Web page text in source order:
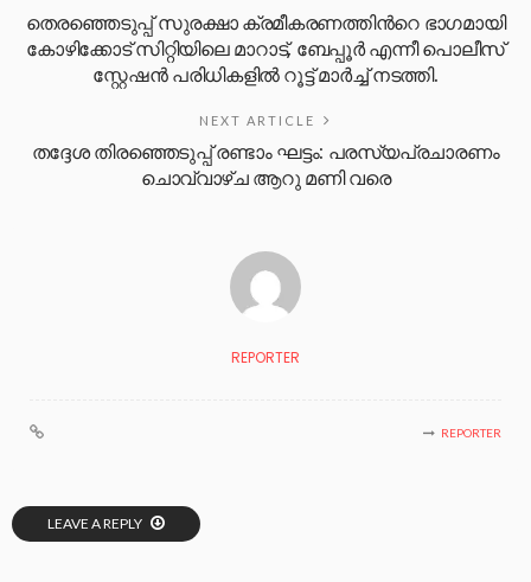
തെരഞ്ഞെടുപ്പ് സുരക്ഷാ ക്രമീകരണത്തിന്‍റെ ഭാഗമായി
കോഴിക്കോട് സിറ്റിയിലെ മാറാട്, ബേപ്പൂർ എന്നീ പൊലീസ്
സ്റ്റേഷൻ പരിധികളിൽ റൂട്ട് മാർച്ച് നടത്തി.
NEXT ARTICLE
തദ്ദേശ തിരഞ്ഞെടുപ്പ് രണ്ടാം ഘട്ടം: പരസ്യപ്രചാരണം
ചൊവ്വാഴ്ച ആറു മണി വരെ
REPORTER
REPORTER
LEAVE A REPLY